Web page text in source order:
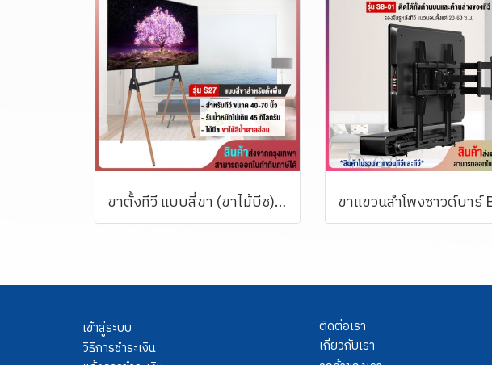
ขาตั้งทีวี แบบสี่ขา (ขาไม้บีช) BDEE รุ่น S27 (รองรับทีวี ขนาด 42-70 นิ้ว)
เข้าสู่ระบบ
วิธีการชำระเงิน
ติดต่อเรา
เกี่ยวกับเรา